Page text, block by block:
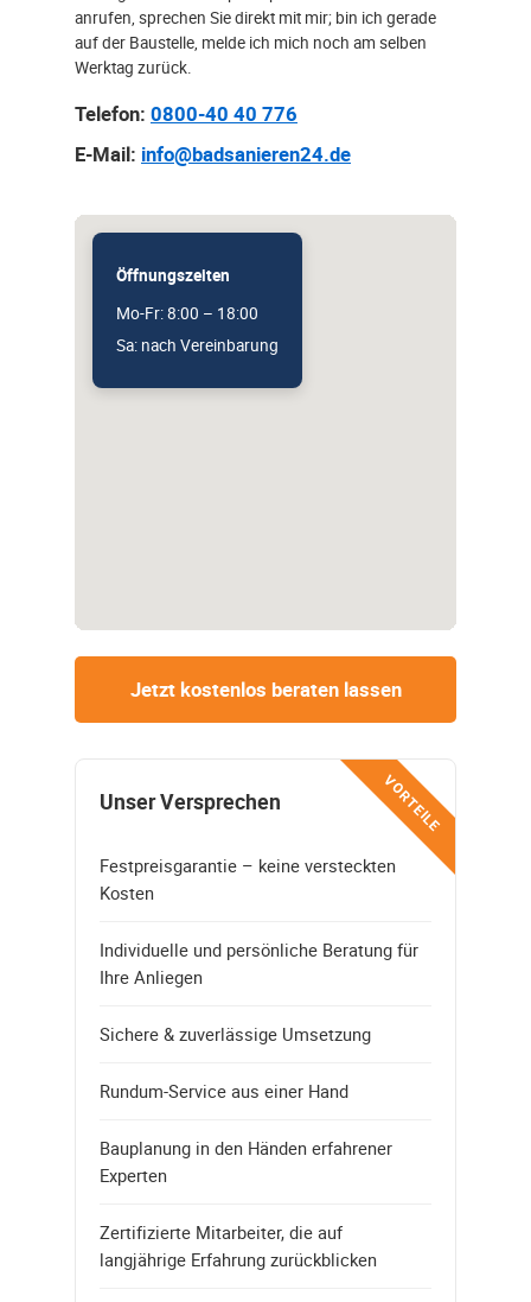
anrufen, sprechen Sie direkt mit mir; bin ich gerade
auf der Baustelle, melde ich mich noch am selben
Werktag zurück.
Telefon: 0800-40 40 776
E-Mail: info@badsanieren24.de
Öffnungszeiten
Mo-Fr: 8:00 – 18:00
Sa: nach Vereinbarung
Jetzt kostenlos beraten lassen
VORTEILE
Unser Versprechen
Festpreisgarantie – keine versteckten
Kosten
Individuelle und persönliche Beratung für
Ihre Anliegen
Sichere & zuverlässige Umsetzung
Rundum-Service aus einer Hand
Bauplanung in den Händen erfahrener
Experten
Zertifizierte Mitarbeiter, die auf
langjährige Erfahrung zurückblicken